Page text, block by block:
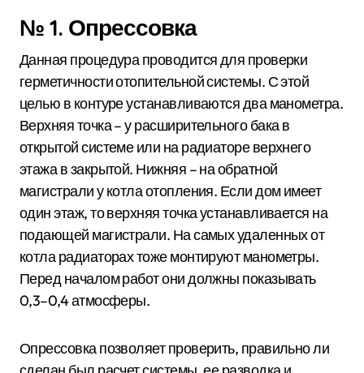
№ 1. Опрессовка
Данная процедура проводится для проверки
герметичности отопительной системы. С этой
целью в контуре устанавливаются два манометра.
Верхняя точка – у расширительного бака в
открытой системе или на радиаторе верхнего
этажа в закрытой. Нижняя – на обратной
магистрали у котла отопления. Если дом имеет
один этаж, то верхняя точка устанавливается на
подающей магистрали. На самых удаленных от
котла радиаторах тоже монтируют манометры.
Перед началом работ они должны показывать
0,3–0,4 атмосферы.
Опрессовка позволяет проверить, правильно ли